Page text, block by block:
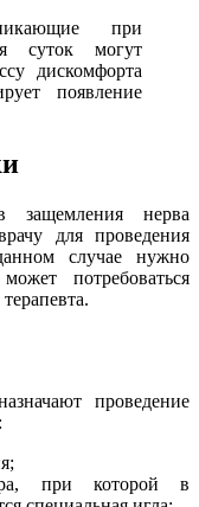
при
суток могут
дискомфорта
появление
защемления нерва
для проведения
случае нужно
потребоваться
проведение
при которой в